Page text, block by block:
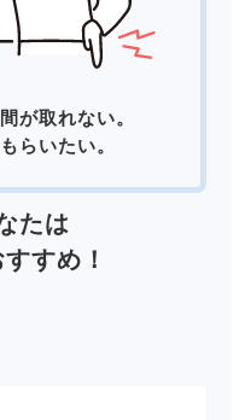
が取れない。
らいたい。
たは
すめ！